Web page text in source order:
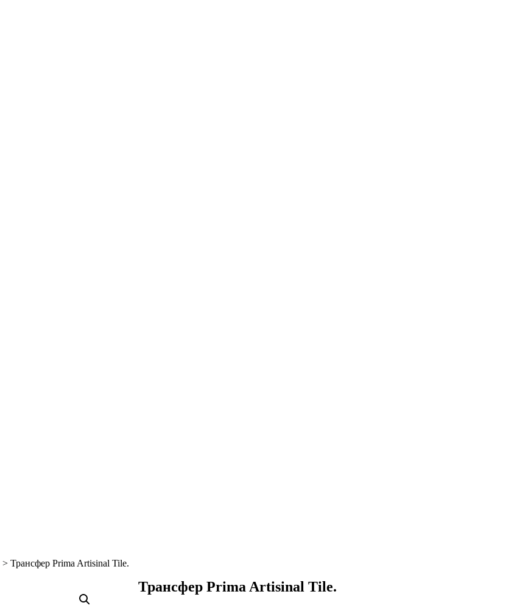
> Трансфер Prima Artisinal Tile.
Трансфер Prima Artisinal Tile.